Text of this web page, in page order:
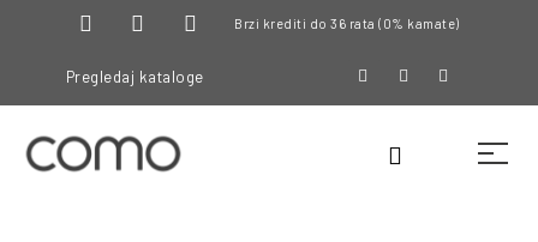
Brzi krediti do 36 rata (0% kamate)
Pregledaj kataloge